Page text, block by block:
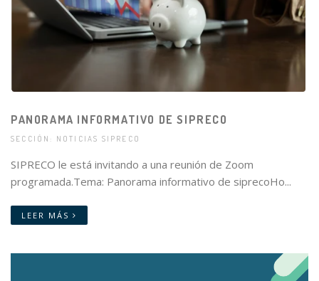
PANORAMA INFORMATIVO DE SIPRECO
SECCIÓN: NOTICIAS SIPRECO
SIPRECO le está invitando a una reunión de Zoom
programada.Tema: Panorama informativo de siprecoHo...
LEER MÁS